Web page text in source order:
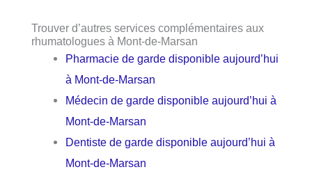
Trouver d’autres services complémentaires aux
rhumatologues à Mont-de-Marsan
Pharmacie de garde disponible aujourd’hui
à Mont-de-Marsan
Médecin de garde disponible aujourd’hui à
Mont-de-Marsan
Dentiste de garde disponible aujourd’hui à
Mont-de-Marsan